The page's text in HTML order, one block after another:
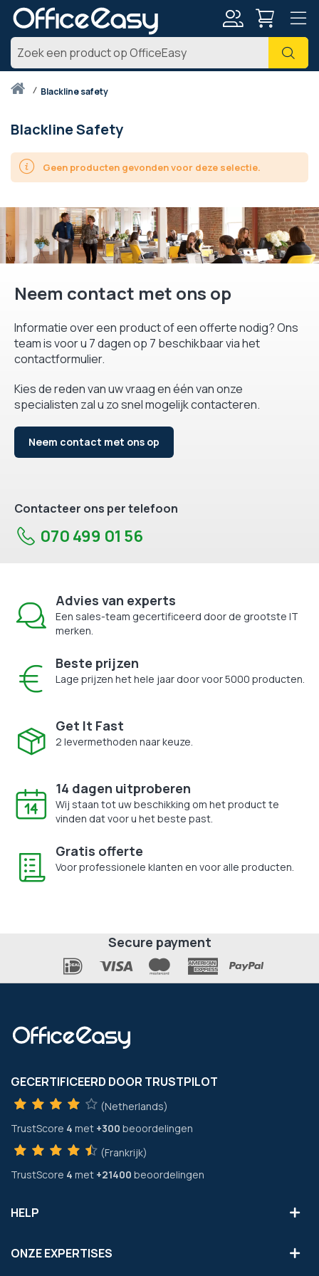
Zoek
Thuisblackline safety
Blackline Safety
Geen producten gevonden voor deze selectie.
Neem contact met ons op
Informatie over een product of een offerte nodig? Ons
team is voor u 7 dagen op 7 beschikbaar via het
contactformulier.
Kies de reden van uw vraag en één van onze
specialisten zal u zo snel mogelijk contacteren.
Neem contact met ons op
Contacteer ons per telefoon
070 499 01 56
Advies van experts
Een sales-team gecertificeerd door de grootste IT
merken.
Beste prijzen
Lage prijzen het hele jaar door voor 5000 producten.
Get It Fast
2 levermethoden naar keuze.
14 dagen uitproberen
Wij staan tot uw beschikking om het product te
vinden dat voor u het beste past.
Gratis offerte
Voor professionele klanten en voor alle producten.
Secure payment
GECERTIFICEERD DOOR TRUSTPILOT
(Netherlands)
TrustScore 4 met +300 beoordelingen
(Frankrijk)
TrustScore 4 met +21400 beoordelingen
HELP
ONZE EXPERTISES